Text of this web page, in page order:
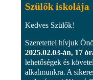
Szülők iskolája
Kedves Szülők!
Szeretettel hívjuk
2025.02.03-án, 17
lehetőségek és
alkalmunkra. A